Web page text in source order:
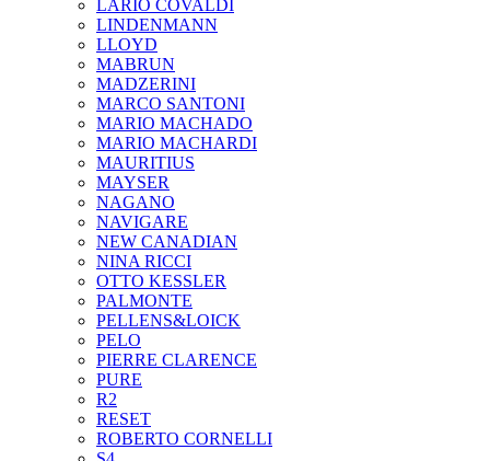
LARIO COVALDI
LINDENMANN
LLOYD
MABRUN
MADZERINI
MARCO SANTONI
MARIO MACHADO
MARIO MACHARDI
MAURITIUS
MAYSER
NAGANO
NAVIGARE
NEW CANADIAN
NINA RICCI
OTTO KESSLER
PALMONTE
PELLENS&LOICK
PELO
PIERRE CLARENCE
PURE
R2
RESET
ROBERTO CORNELLI